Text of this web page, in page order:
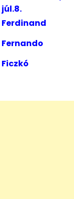
júl.8.
Ferdinand
Fernando
Ficzkó